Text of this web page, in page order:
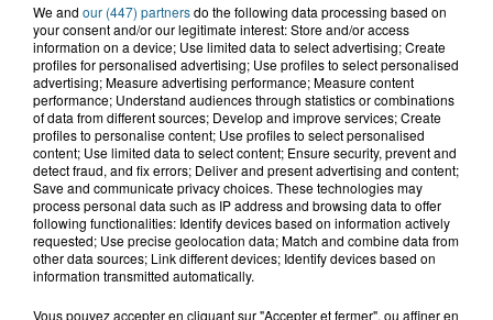
7h21
Samer : deux adolescents de 14 et 15
ans grièvement blessés dans un...
8 août 2026
Âgée de 54 ans, une femme se blesse
dans un accident de trottinette...
We and our (447) partnersdo the following data processing based on
your consent and/or our legitimate interest: Store and/or access
information on a device; Use limited data to select advertising; Create
profiles for personalised advertising; Use profiles to select personalised
advertising; Measure advertising performance; Measure content
performance; Understand audiences through statistics or combinations
of data from different sources; Develop and improve services; Create
profiles to personalise content; Use profiles to select personalised
content; Use limited data to select content; Ensure security, prevent and
detect fraud, and fix errors; Deliver and present advertising and content;
Save and communicate privacy choices. These technologies may
process personal data such as IP address and browsing data to offer
following functionalities: Identify devices based on information actively
requested; Use precise geolocation data; Match and combine data from
other data sources; Link different devices; Identify devices based on
information transmitted automatically.
Vous pouvez accepter en cliquant sur "Accepter et fermer", ou affiner en